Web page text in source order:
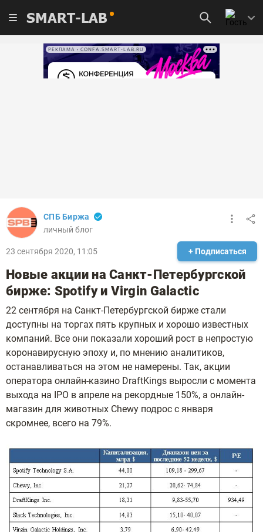
SMART-LAB
РЕКЛАМА • CONFA.SMART-LAB.RU
СПБ Биржа
личный блог
23 сентября 2020, 11:05 + Подписаться
Новые акции на Санкт-Петербургской
бирже: Spotify и Virgin Galactic
22 сентября на Санкт-Петербургской бирже стали
доступны на торгах пять крупных и хорошо известных
компаний. Все они показали хороший рост в непростую
коронавирусную эпоху и, по мнению аналитиков,
останавливаться на этом не намерены. Так, акции
оператора онлайн-казино DraftKings выросли с момента
выхода на IPO в апреле на рекордные 150%, а онлайн-
магазин для животных Chewy подрос с января
скромнее, всего на 79%.